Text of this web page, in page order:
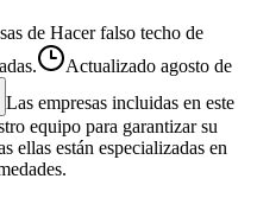
de Hacer falso techo de
Actualizado agosto de
Las empresas incluidas en este
equipo para garantizar su
ellas están especializadas en